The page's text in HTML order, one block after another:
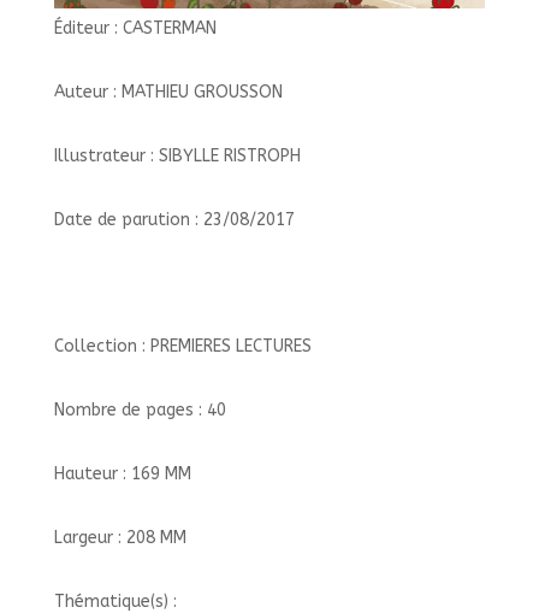
Éditeur : CASTERMAN
Auteur : MATHIEU GROUSSON
Illustrateur : SIBYLLE RISTROPH
Date de parution : 23/08/2017
Collection : PREMIERES LECTURES
Nombre de pages : 40
Hauteur : 169 MM
Largeur : 208 MM
Thématique(s) :